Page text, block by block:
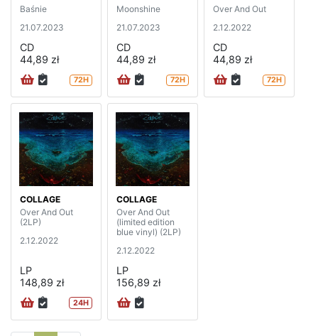
Baśnie
21.07.2023
CD
44,89 zł
72H
Moonshine
21.07.2023
CD
44,89 zł
72H
Over And Out
2.12.2022
CD
44,89 zł
72H
COLLAGE
Over And Out
(2LP)
2.12.2022
LP
148,89 zł
24H
COLLAGE
Over And Out
(limited edition
blue vinyl) (2LP)
2.12.2022
LP
156,89 zł